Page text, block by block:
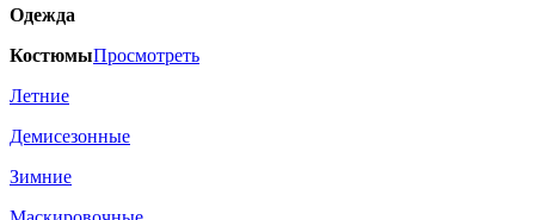
Одежда
КостюмыПросмотреть
Летние
Демисезонные
Зимние